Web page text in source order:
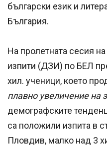
български език и
България.
На пролетната сесия
изпити (ДЗИ) по БЕЛ
хил. ученици, което
плавно увеличение на
демографските
са положили изпита в
Пловдив, малко над 3